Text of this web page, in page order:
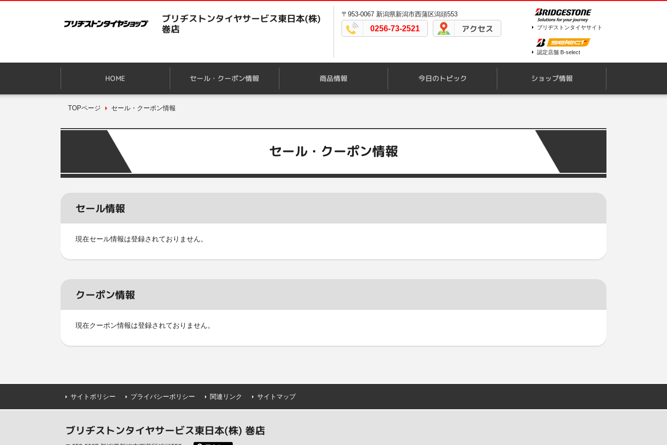
ブリヂストンタイヤサービス東日本(株)
巻店
〒953-0067 新潟県新潟市西蒲区潟頭553
0256-73-2521 アクセス ブリヂストンタイヤサイト
認定店舗 B-select
HOME セール・クーポン情報 商品情報 今日のトピック ショップ情報
TOPページ セール・クーポン情報
セール・クーポン情報
セール情報
現在セール情報は登録されておりません。
クーポン情報
現在クーポン情報は登録されておりません。
サイトポリシー プライバシーポリシー 関連リンク サイトマップ
ブリヂストンタイヤサービス東日本(株) 巻店